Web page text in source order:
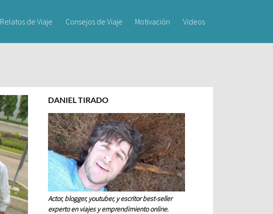
Relatos de Viaje Consejos de Viaje Motivación Videos
DANIEL TIRADO
Actor, blogger, youtuber, y escritor best-seller
experto en viajes y emprendimiento online.